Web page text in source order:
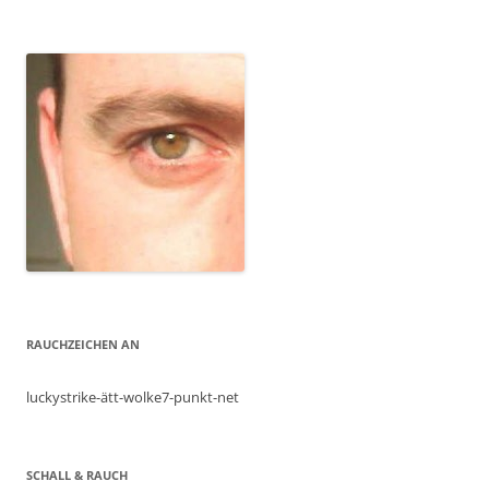
RAUCHZEICHEN AN
luckystrike-ätt-wolke7-punkt-net
SCHALL & RAUCH